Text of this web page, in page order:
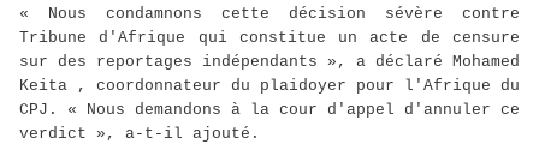
« Nous condamnons cette décision sévère contre
Tribune d'Afrique qui constitue un acte de censure
sur des reportages indépendants », a déclaré Mohamed
Keita , coordonnateur du plaidoyer pour l'Afrique du
CPJ. « Nous demandons à la cour d'appel d'annuler ce
verdict », a-t-il ajouté.